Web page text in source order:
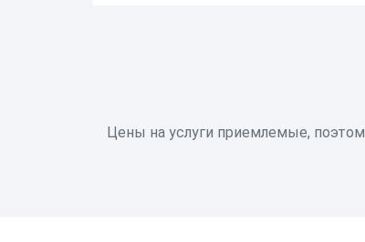
Цены на услуги приемлемые,